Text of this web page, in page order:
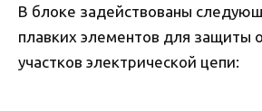
В блоке задействованы
плавких элементов для защиты
участков электрической цепи: